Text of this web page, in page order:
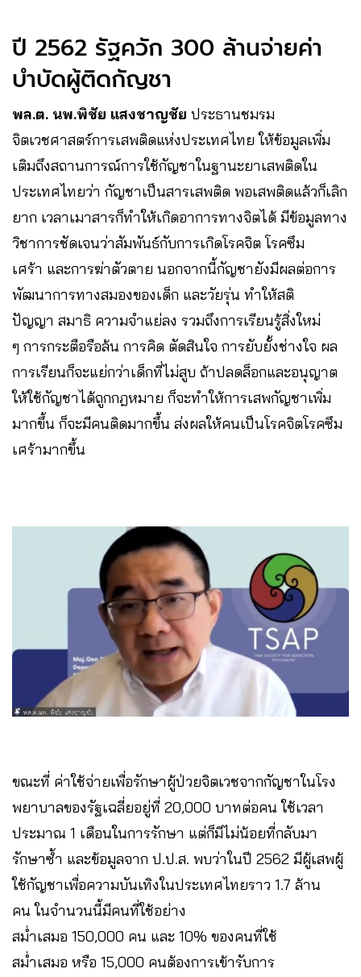
ปี 2562 รัฐควัก 300 ล้านจ่ายค่า
บำบัดผู้ติดกัญชา
พล.ต. นพ.พิชัย แสงชาญชัย ประธานชมรม
จิตเวชศาสตร์การเสพติดแห่งประเทศไทย ให้ข้อมูลเพิ่ม
เติมถึงสถานการณ์การใช้กัญชาในฐานะยาเสพติดใน
ประเทศไทยว่า กัญชาเป็นสารเสพติด พอเสพติดแล้วก็เลิก
ยาก เวลาเมาสารก็ทำให้เกิดอาการทางจิตได้ มีข้อมูลทาง
วิชาการชัดเจนว่าสัมพันธ์กับการเกิดโรคจิต โรคซึม
เศร้า และการฆ่าตัวตาย นอกจากนี้กัญชายังมีผลต่อการ
พัฒนาการทางสมองของเด็ก และวัยรุ่น ทำให้สติ
ปัญญา สมาธิ ความจำแย่ลง รวมถึงการเรียนรู้สิ่งใหม่
ๆ การกระตือรือล้น การคิด ตัดสินใจ การยับยั้งช่างใจ ผล
การเรียนก็จะแย่กว่าเด็กที่ไม่สูบ ถ้าปลดล็อกและอนุญาต
ให้ใช้กัญชาได้ถูกกฎหมาย ก็จะทำให้การเสพกัญชาเพิ่ม
มากขึ้น ก็จะมีคนติดมากขึ้น ส่งผลให้คนเป็นโรคจิตโรคซึม
เศร้ามากขึ้น
ขณะที่ ค่าใช้จ่ายเพื่อรักษาผู้ป่วยจิตเวชจากกัญชาในโรง
พยาบาลของรัฐเฉลี่ยอยู่ที่ 20,000 บาทต่อคน ใช้เวลา
ประมาณ 1 เดือนในการรักษา แต่ก็มีไม่น้อยที่กลับมา
รักษาซ้ำ และข้อมูลจาก ป.ป.ส. พบว่าในปี 2562 มีผู้เสพผู้
ใช้กัญชาเพื่อความบันเทิงในประเทศไทยราว 1.7 ล้าน
คน ในจำนวนนี้มีคนที่ใช้อย่าง
สม่ำเสมอ 150,000 คน และ 10% ของคนที่ใช้
สม่ำเสมอ หรือ 15,000 คนต้องการเข้ารับการ